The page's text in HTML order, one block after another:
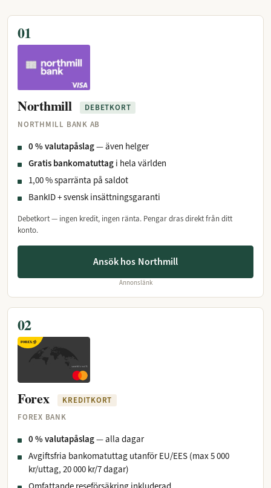
01
Northmill
DEBETKORT
NORTHMILL BANK AB
0 % valutapåslag— även helger
Gratis bankomatuttag i hela världen
1,00 % sparränta på saldot
BankID + svensk insättningsgaranti
Debetkort — ingen kredit, ingen ränta. Pengar dras direkt från ditt
konto.
Ansök hos Northmill
Annonslänk
02
Forex
KREDITKORT
FOREX BANK
0 % valutapåslag— alla dagar
Avgiftsfria bankomatuttag utanför EU/EES (max 5 000
kr/uttag, 20 000 kr/7 dagar)